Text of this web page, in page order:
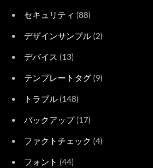
セキュリティ (88)
デザインサンプル (2)
デバイス (13)
テンプレートタグ (9)
トラブル (148)
バックアップ(17)
ファクトチェック (4)
フォント (44)